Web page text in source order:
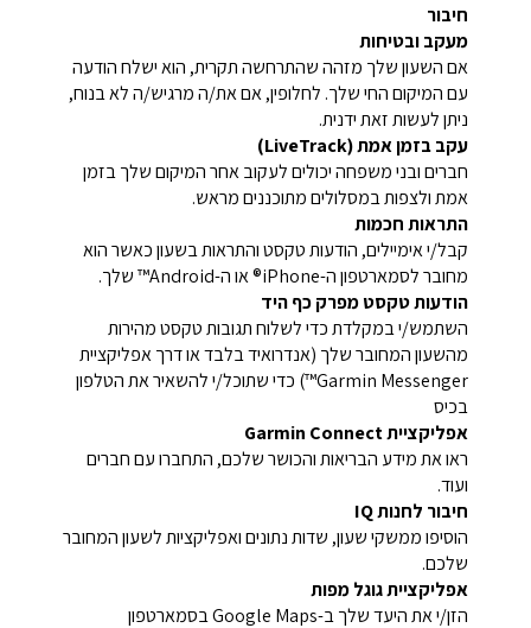
חיבור
מעקב ובטיחות
אם השעון שלך מזהה שהתרחשה תקרית, הוא ישלח הודעה
עם המיקום החי שלך. לחלופין, אם את/ה מרגיש/ה לא בנוח,
ניתן לעשות זאת ידנית.
עקב בזמן אמת (LiveTrack)
חברים ובני משפחה יכולים לעקוב אחר המיקום שלך בזמן
אמת ולצפות במסלולים מתוכננים מראש.
התראות חכמות
קבל/י אימיילים, הודעות טקסט והתראות בשעון כאשר הוא
מחובר לסמארטפון ה-iPhone® או ה-Android™ שלך.
הודעות טקסט מפרק כף היד
השתמש/י במקלדת כדי לשלוח תגובות טקסט מהירות
מהשעון המחובר שלך (אנדרואיד בלבד או דרך אפליקציית
Garmin Messenger™) כדי שתוכל/י להשאיר את הטלפון
בכיס
אפליקציית Garmin Connect
ראו את מידע הבריאות והכושר שלכם, התחברו עם חברים
ועוד.
חיבור לחנות IQ
הוסיפו ממשקי שעון, שדות נתונים ואפליקציות לשעון המחובר
שלכם.
אפליקציית גוגל מפות
הזן/י את היעד שלך ב-Google Maps בסמארטפון